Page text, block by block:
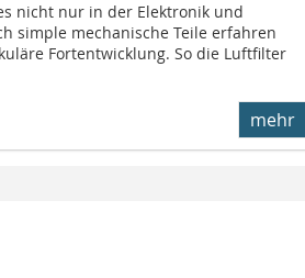
nicht nur in der Elektronik und
simple mechanische Teile erfahren
Fortentwicklung. So die Luftfilter
mehr